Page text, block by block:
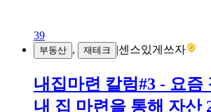
39
부동산 , 재테크 |센스있게쓰자
내집마련 칼럼#3 - 요즘
내 집 마련을 통해 자산